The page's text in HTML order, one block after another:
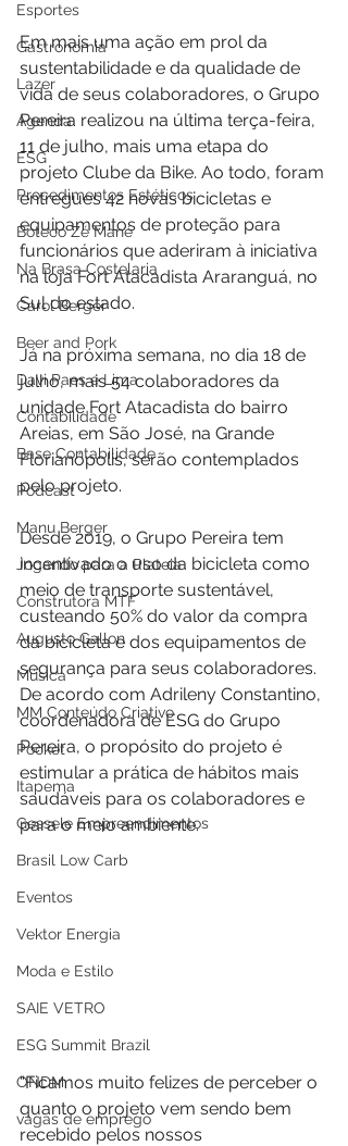
Esportes
Gastronomia
Lazer
Agenda
ESG
Procedimentos Estéticos
Boteco Zé Mané
Na Brasa Costelaria
Carol Berger
Beer and Pork
Davi Paes e Lima
Contabilidade
Base Contabilidade
Podcast
Manu Berger
Jogando para a Plateia
Construtora MTF
Augusto Gallon
Música
MM Conteúdo Criativo
Pocket
Itapema
Gessele Empreendimentos
Brasil Low Carb
Eventos
Vektor Energia
Moda e Estilo
SAIE VETRO
ESG Summit Brazil
ONDM
vagas de emprego
Em mais uma ação em prol da
sustentabilidade e da qualidade de
vida de seus colaboradores, o Grupo
Pereira realizou na última terça-feira,
11 de julho, mais uma etapa do
projeto Clube da Bike. Ao todo, foram
entregues 42 novas bicicletas e
equipamentos de proteção para
funcionários que aderiram à iniciativa
na loja Fort Atacadista Araranguá, no
Sul do estado.
Já na próxima semana, no dia 18 de
julho, mais 54 colaboradores da
unidade Fort Atacadista do bairro
Areias, em São José, na Grande
Florianópolis, serão contemplados
pelo projeto.
Desde 2019, o Grupo Pereira tem
incentivado o uso da bicicleta como
meio de transporte sustentável,
custeando 50% do valor da compra
da bicicleta e dos equipamentos de
segurança para seus colaboradores.
De acordo com Adrileny Constantino,
coordenadora de ESG do Grupo
Pereira, o propósito do projeto é
estimular a prática de hábitos mais
saudáveis para os colaboradores e
para o meio ambiente.
“Ficamos muito felizes de perceber o
quanto o projeto vem sendo bem
recebido pelos nossos